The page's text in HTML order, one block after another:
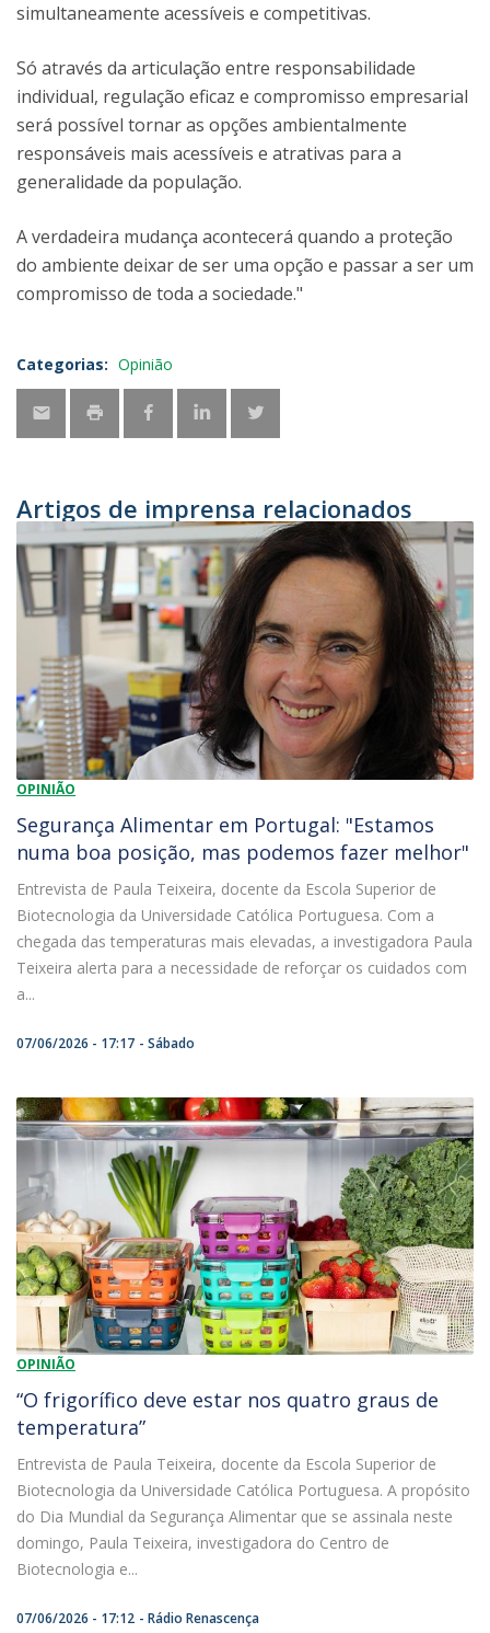
simultaneamente acessíveis e competitivas.
Só através da articulação entre responsabilidade
individual, regulação eficaz e compromisso empresarial
será possível tornar as opções ambientalmente
responsáveis mais acessíveis e atrativas para a
generalidade da população.
A verdadeira mudança acontecerá quando a proteção
do ambiente deixar de ser uma opção e passar a ser um
compromisso de toda a sociedade."
Categorias: Opinião
Artigos de imprensa relacionados
OPINIÃO
Segurança Alimentar em Portugal: "Estamos
numa boa posição, mas podemos fazer melhor"
Entrevista de Paula Teixeira, docente da Escola Superior de
Biotecnologia da Universidade Católica Portuguesa. Com a
chegada das temperaturas mais elevadas, a investigadora Paula
Teixeira alerta para a necessidade de reforçar os cuidados com
a...
07/06/2026 - 17:17 Sábado
OPINIÃO
“O frigorífico deve estar nos quatro graus de
temperatura”
Entrevista de Paula Teixeira, docente da Escola Superior de
Biotecnologia da Universidade Católica Portuguesa. A propósito
do Dia Mundial da Segurança Alimentar que se assinala neste
domingo, Paula Teixeira, investigadora do Centro de
Biotecnologia e...
07/06/2026 - 17:12 Rádio Renascença